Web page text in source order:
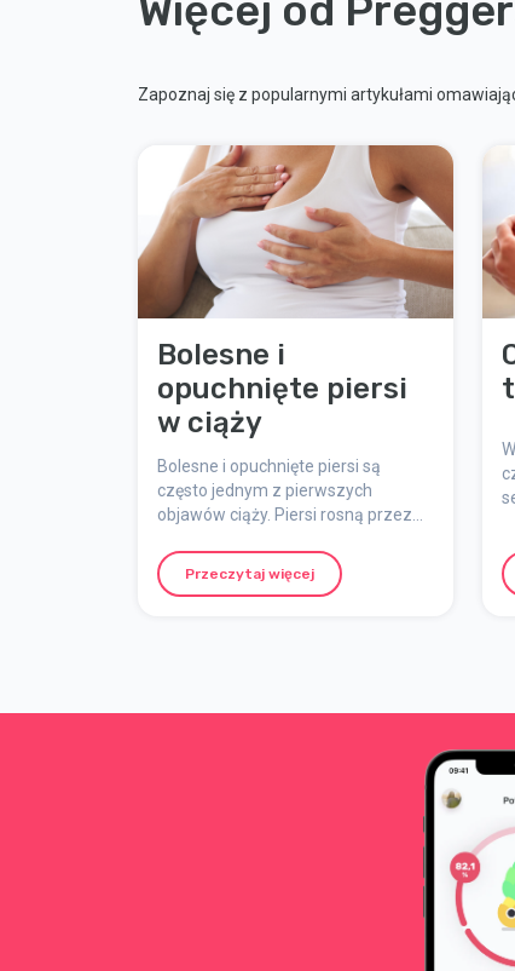
Więcej od
Zapoznaj się z popularnymi artykułami
Bolesne i
opuchnięte piersi
w ciąży
Bolesne i opuchnięte piersi są
często jednym z pierwszych
objawów ciąży. Piersi rosną przez
wzrosnąć co najmniej o jeden. Jeśli
planujesz karmienie piersią, być
Przeczytaj więcej